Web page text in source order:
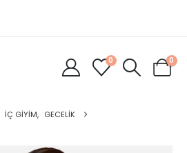
0 0
İÇ GIYIM, GECELIK